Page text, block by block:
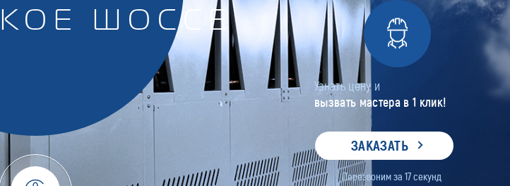
ШОССЕ
Узнать цену и
вызвать мастера в 1 клик!
ЗАКАЗАТЬ
Перезвоним за 17секунд